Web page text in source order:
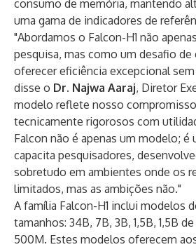
consumo de memória, mantendo
uma gama de indicadores de
"Abordamos o Falcon-H1 não
pesquisa, mas como um desafio de
oferecer eficiência excepcional
disse o Dr. Najwa Aaraj, Diretor
modelo reflete nosso
tecnicamente rigorosos com
Falcon não é apenas um modelo; é
capacita pesquisadores,
sobretudo em ambientes onde os
limitados, mas as ambições não."
A família Falcon-H1 inclui modelos
tamanhos: 34B, 7B, 3B, 1,5B, 1,5B
500M. Estes modelos oferecem